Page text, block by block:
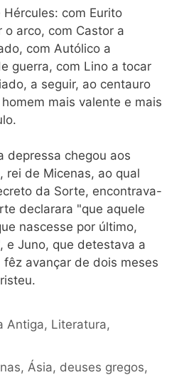
com Eurito
o arco, com Castor a
com Autólico a
guerra, com Lino a tocar
a seguir, ao centauro
mais valente e mais
depressa chegou aos
rei de Micenas, ao qual
da Sorte, encontrava-
declarara "que aquele
nascesse por último,
e Juno, que detestava a
avançar de dois meses
Antiga, Literatura,
,Ásia, deuses gregos,